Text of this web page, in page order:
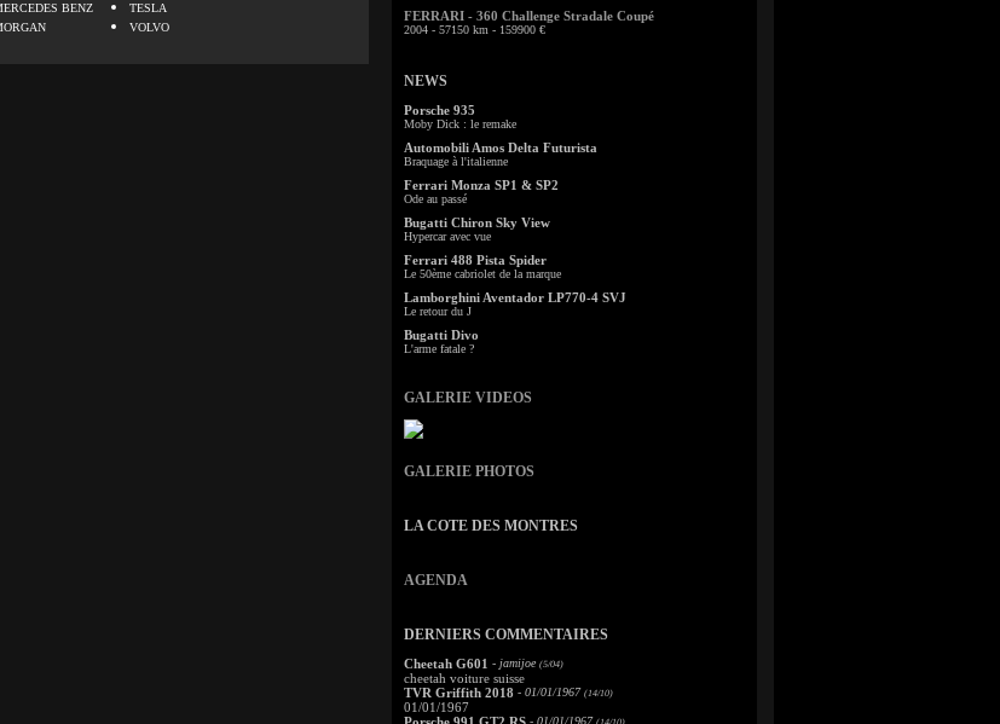
BENZ
TESLA
VOLVO
FERRARI - 360 Challenge Stradale Coupé
2004 - 57150 km - 159900 €
NEWS
Porsche 935
Moby Dick : le remake
Automobili Amos Delta Futurista
Braquage à l'italienne
Ferrari Monza SP1 & SP2
Ode au passé
Bugatti Chiron Sky View
Hypercar avec vue
Ferrari 488 Pista Spider
Le 50ème cabriolet de la marque
Lamborghini Aventador LP770-4 SVJ
Le retour du J
Bugatti Divo
L'arme fatale ?
GALERIE VIDEOS
GALERIE PHOTOS
LA COTE DES MONTRES
AGENDA
DERNIERS COMMENTAIRES
Cheetah G601 - jamijoe (5/04)
cheetah voiture suisse
TVR Griffith 2018 - 01/01/1967 (14/10)
01/01/1967
- 01/01/1967